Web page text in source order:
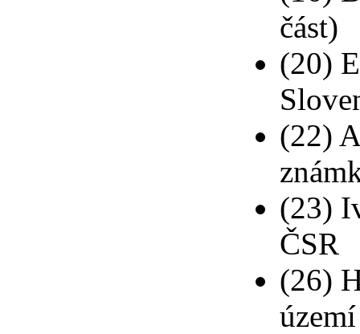
část)
(20)
(22)
(23)
ČSR
(26)